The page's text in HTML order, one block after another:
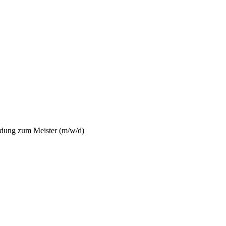
zum Meister (m/w/d)